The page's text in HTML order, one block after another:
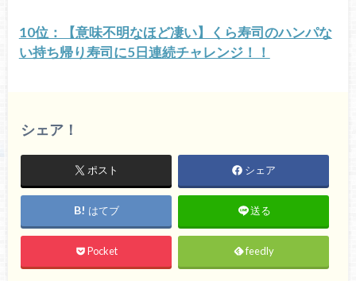
10位：【意味不明なほど凄い】くら寿司のハンパな
い持ち帰り寿司に5日連続チャレンジ！！
シェア！
ポスト シェア
はてブ 送る
Pocket feedly